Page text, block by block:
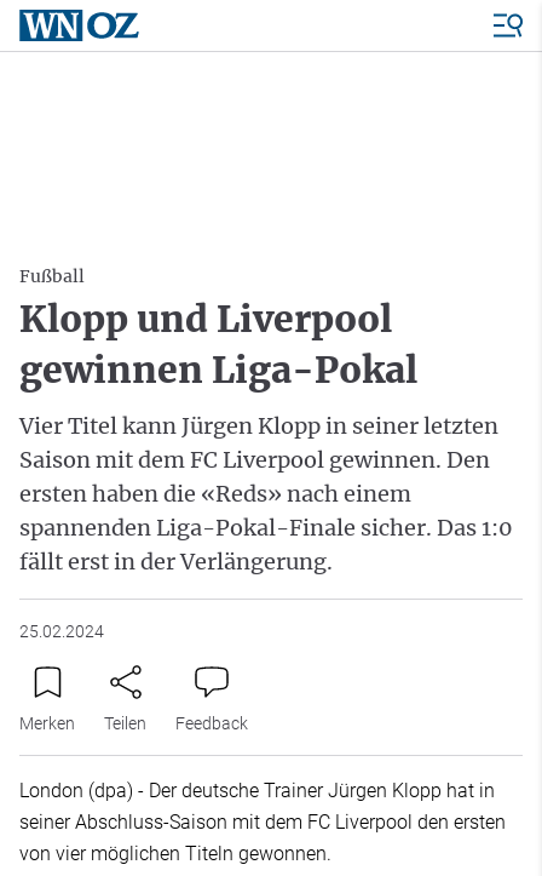
Fußball
Klopp und Liverpool
gewinnen Liga-Pokal
Vier Titel kann Jürgen Klopp in seiner letzten
Saison mit dem FC Liverpool gewinnen. Den
ersten haben die «Reds» nach einem
spannenden Liga-Pokal-Finale sicher. Das 1:0
fällt erst in der Verlängerung.
25.02.2024
Merken Teilen Feedback
London (dpa) - Der deutsche Trainer Jürgen Klopp hat in
seiner Abschluss-Saison mit dem FC Liverpool den ersten
von vier möglichen Titeln gewonnen.